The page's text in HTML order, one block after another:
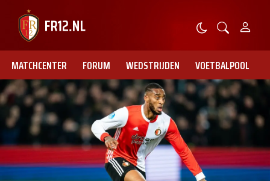
MATCHCENTER FORUM WEDSTRIJDEN VOETBALPOOL